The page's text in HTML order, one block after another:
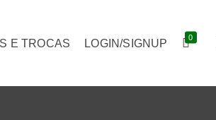
E TROCAS LOGIN/SIGNUP 0